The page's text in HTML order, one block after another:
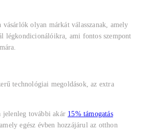
olyan márkát válasszanak, amely
légkondicionálóikra, ami fontos szempont
technológiai megoldások, az extra
jelenleg további akár 15% támogatás
egész évben hozzájárul az otthon